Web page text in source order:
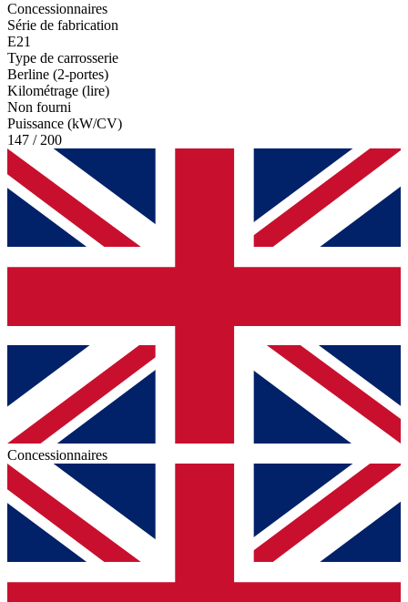
Concessionnaires
Série de fabrication
E21
Type de carrosserie
Berline (2-portes)
Kilométrage (lire)
Non fourni
Puissance (kW/CV)
147 / 200
Concessionnaires